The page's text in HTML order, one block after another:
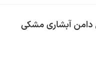
دامن آبشاری مشکی